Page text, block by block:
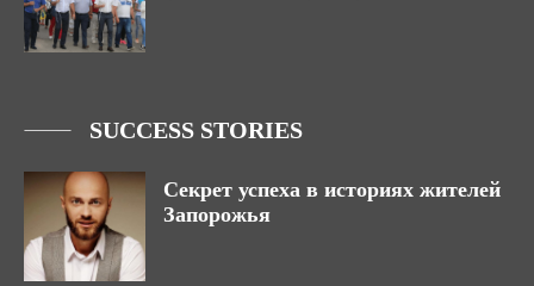
SUCCESS STORIES
Секрет успеха в историях жителей
Запорожья